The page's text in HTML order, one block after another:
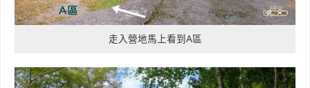
走入營地馬上看到A區